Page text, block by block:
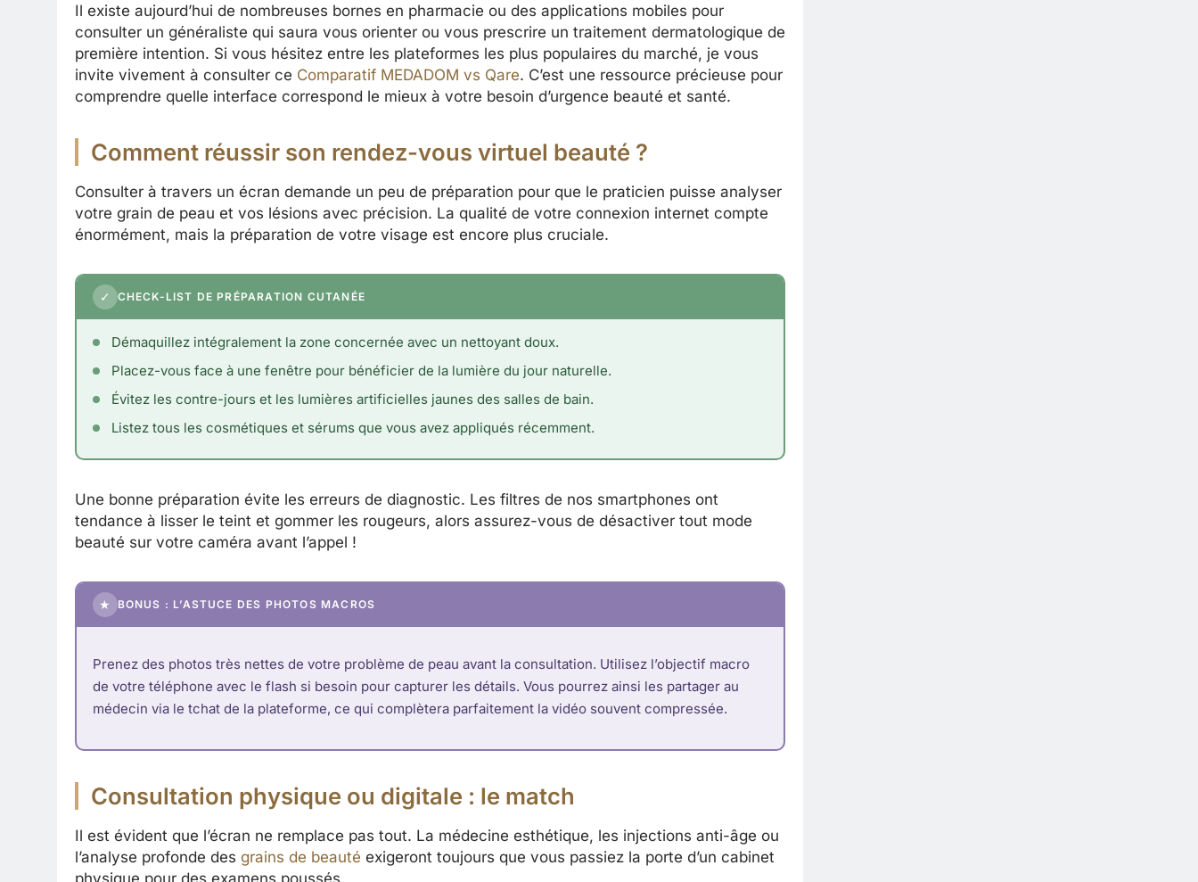
Il existe aujourd’hui de nombreuses bornes en pharmacie ou des applications mobiles pour
consulter un généraliste qui saura vous orienter ou vous prescrire un traitement dermatologique de
première intention. Si vous hésitez entre les plateformes les plus populaires du marché, je vous
invite vivement à consulter ce Comparatif MEDADOM vs Qare. C’est une ressource précieuse pour
comprendre quelle interface correspond le mieux à votre besoin d’urgence beauté et santé.
Comment réussir son rendez-vous virtuel beauté ?
Consulter à travers un écran demande un peu de préparation pour que le praticien puisse analyser
votre grain de peau et vos lésions avec précision. La qualité de votre connexion internet compte
énormément, mais la préparation de votre visage est encore plus cruciale.
✓ CHECK-LIST DE PRÉPARATION CUTANÉE
Démaquillez intégralement la zone concernée avec un nettoyant doux.
Placez-vous face à une fenêtre pour bénéficier de la lumière du jour naturelle.
Évitez les contre-jours et les lumières artificielles jaunes des salles de bain.
Listez tous les cosmétiques et sérums que vous avez appliqués récemment.
Une bonne préparation évite les erreurs de diagnostic. Les filtres de nos smartphones ont
tendance à lisser le teint et gommer les rougeurs, alors assurez-vous de désactiver tout mode
beauté sur votre caméra avant l’appel !
★ BONUS : L’ASTUCE DES PHOTOS MACROS
Prenez des photos très nettes de votre problème de peau avant la consultation. Utilisez l’objectif macro
de votre téléphone avec le flash si besoin pour capturer les détails. Vous pourrez ainsi les partager au
médecin via le tchat de la plateforme, ce qui complètera parfaitement la vidéo souvent compressée.
Consultation physique ou digitale : le match
Il est évident que l’écran ne remplace pas tout. La médecine esthétique, les injections anti-âge ou
l’analyse profonde des grains de beauté exigeront toujours que vous passiez la porte d’un cabinet